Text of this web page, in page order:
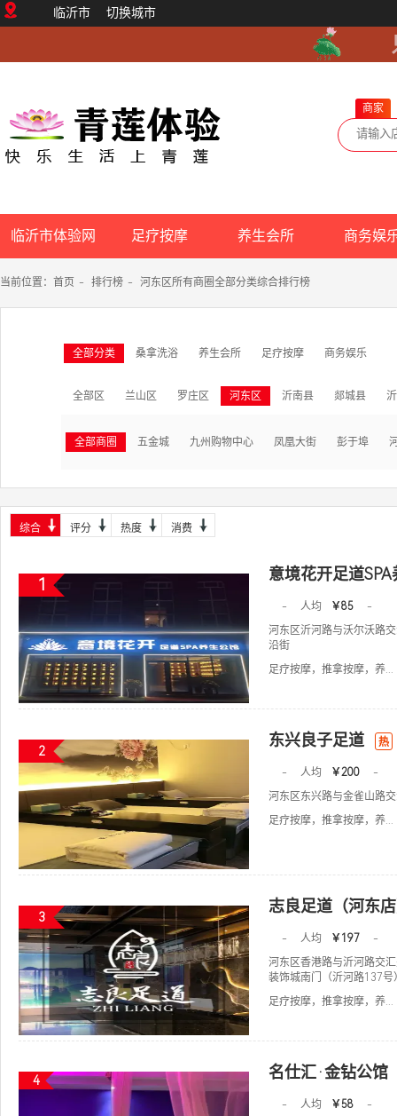
临沂市 切换城市
商家
临沂市体验网 足疗按摩 养生会所 商务娱
当前位置： 首页 - 排行榜 - 河东区所有商圈全部分类综合排行榜
全部分类 桑拿洗浴 养生会所 足疗按摩 商务娱乐
全部区 兰山区 罗庄区 河东区 沂南县 郯城县
全部商圈 五金城 九州购物中心 凤凰大街 彭于埠
综合 评分 热度 消费
1
意境花开足道
- 人均 ￥85
-
河东区沂河路与沃尔沃路
沿街
足疗按摩，推拿按摩，养...
2
东兴良子足道 热
- 人均 ￥200
-
河东区东兴路与金雀山路
足疗按摩，推拿按摩，养...
3
志良足道（河东
- 人均 ￥197
-
河东区香港路与沂河路交
装饰城南门（沂河路137号
足疗按摩，推拿按摩，养...
4 名仕汇·金钻公馆
- 人均 ￥58
-